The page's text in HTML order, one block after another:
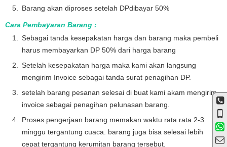
Barang akan diproses setelah DPdibayar 50%
Cara Pembayaran Barang :
Sebagai tanda kesepakatan harga dan barang maka pembeli
harus membayarkan DP 50% dari harga barang
Setelah kesepakatan harga maka kami akan langsung
mengirim Invoice sebagai tanda surat penagihan DP.
setelah barang pesanan selesai di buat kami akam mengirim
invoice sebagai penagihan pelunasan barang.
Proses pengerjaan barang memakan waktu rata rata 2-3
minggu tergantung cuaca. barang juga bisa selesai lebih
cepat tergantung kerumitan barang tersebut.